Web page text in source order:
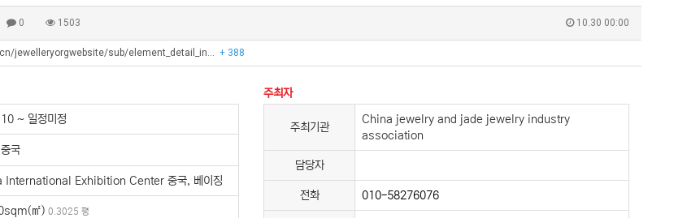
0 1503 10.30 00:00
jewelleryorgwebsite/sub/element_detail_in… + 388
~ 일정미정
중국
International Exhibition Center 중국, 베이징
㎡) 0.3025 평
주최자
주최기관
China jewelry and jade jewelry industry
association
담당자
전화 010-58276076